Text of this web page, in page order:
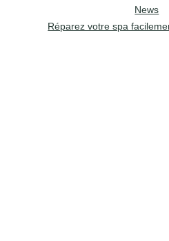
News
Réparez votre spa